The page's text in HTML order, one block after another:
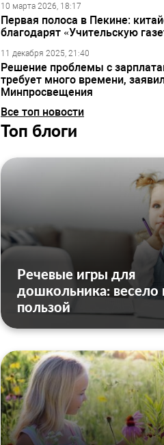
10 марта 2026, 18:17
Первая полоса в Пекине:
благодарят «Учительскую
11 декабря 2025, 21:40
Решение проблемы с
требует много времени,
Минпросвещения
Все топ новости
Топ блоги
Речевые игры для
дошкольника: весело
пользой